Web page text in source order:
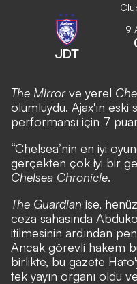
JDT
9
The Mirrorve yerel
olumluydu. Ajax'ın eski
performansı için 7
“Chelsea’nin en iyi
gerçekten çok iyi bir
Chelsea Chronicle.
The Guardian ise,
ceza sahasında
itilmesinin ardından
Ancak görevli hakem
birlikte, bu gazete
tek yayın organı oldu